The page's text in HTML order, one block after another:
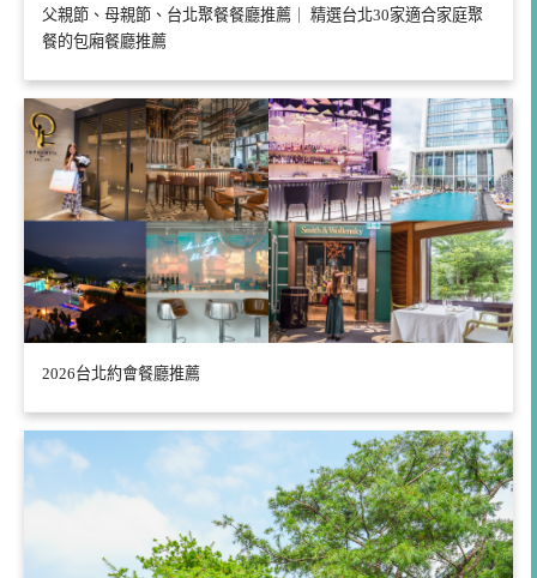
父親節、母親節、台北聚餐餐廳推薦｜ 精選台北30家適合家庭聚
餐的包廂餐廳推薦
2026台北約會餐廳推薦